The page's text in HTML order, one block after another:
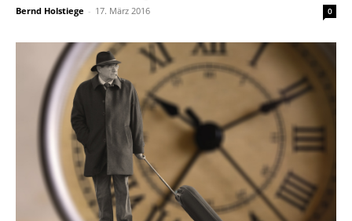
Bernd Holstiege - 17. März 2016 0